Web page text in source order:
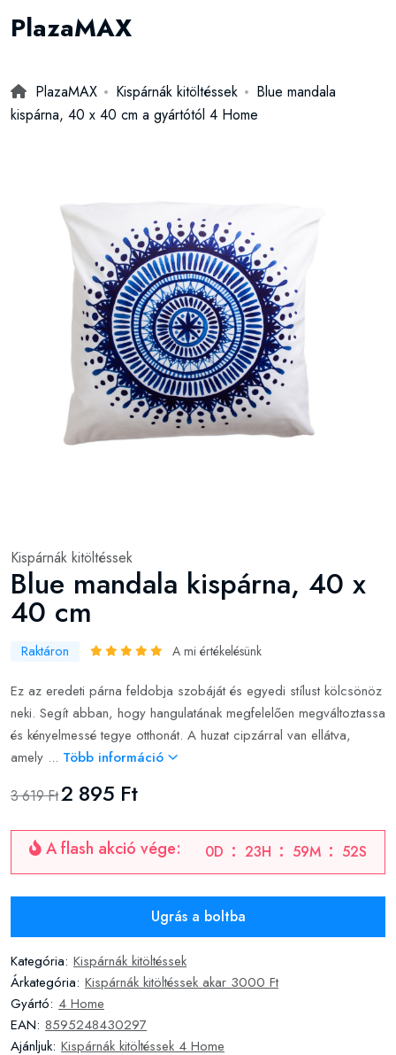
PlazaMAX
PlazaMAX Kispárnák kitöltéssek
Blue mandala
kispárna, 40 x 40 cm a gyártótól 4 Home
Kispárnák kitöltéssek
Blue mandala kispárna, 40 x
40 cm
Raktáron A mi értékelésünk
Ez az eredeti párna feldobja szobáját és egyedi stílust kölcsönöz
neki. Segít abban, hogy hangulatának megfelelően megváltoztassa
és kényelmessé tegye otthonát. A huzat cipzárral van ellátva,
amely ... Több információ
3 619 Ft2 895 Ft
A flash akció vége: 0D 23H 59M 51S
Ugrás a boltba
Kategória: Kispárnák kitöltéssek
Árkategória: Kispárnák kitöltéssek akar 3000 Ft
Gyártó: 4 Home
EAN: 8595248430297
Ajánljuk: Kispárnák kitöltéssek 4 Home